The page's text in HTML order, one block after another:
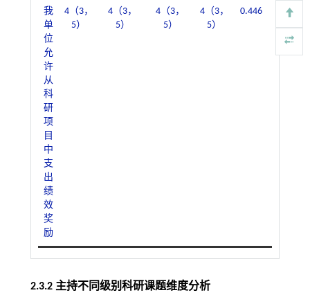
我
单
位
允
许
从
科
研
项
目
中
支
出
绩
效
奖
励
4（3，
5）
4（3，
5）
4（3，
5）
4（3，
5）
0.446 0.800
2.3.2 主持不同级别科研课题维度分析